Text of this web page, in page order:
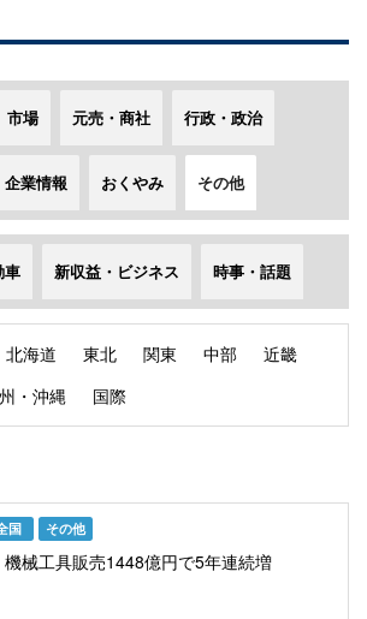
市場 元売・商社 行政・政治
企業情報 おくやみ その他
車 新収益・ビジネス 時事・話題
北海道 東北 関東 中部
近畿
・沖縄 国際
国 その他
械工具販売1448億円で5年連続増